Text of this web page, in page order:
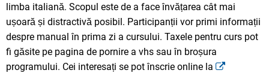
limba italiană. Scopul este de a face învățarea cât mai
ușoară și distractivă posibil. Participanții vor primi informații
despre manual în prima zi a cursului. Taxele pentru curs pot
fi găsite pe pagina de pornire a vhs sau în broșura
programului. Cei interesați se pot înscrie online la